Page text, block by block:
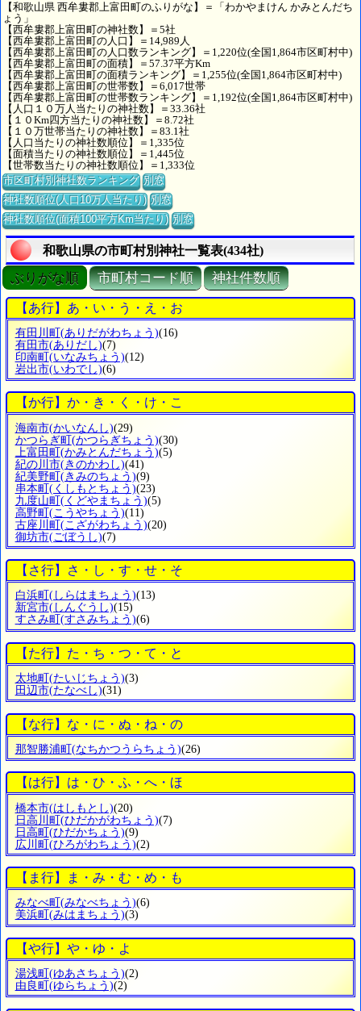
【和歌山県 西牟婁郡上富田町のふりがな】＝「わかやまけん かみとんだち
ょう」
【西牟婁郡上富田町の神社数】＝5社
【西牟婁郡上富田町の人口】＝14,989人
【西牟婁郡上富田町の人口数ランキング】＝1,220位(全国1,864市区町村中)
【西牟婁郡上富田町の面積】＝57.37平方Km
【西牟婁郡上富田町の面積ランキング】＝1,255位(全国1,864市区町村中)
【西牟婁郡上富田町の世帯数】＝6,017世帯
【西牟婁郡上富田町の世帯数ランキング】＝1,192位(全国1,864市区町村中)
【人口１０万人当たりの神社数】＝33.36社
【１０Km四方当たりの神社数】＝8.72社
【１０万世帯当たりの神社数】＝83.1社
【人口当たりの神社数順位】＝1,335位
【面積当たりの神社数順位】＝1,445位
【世帯数当たりの神社数順位】＝1,333位
市区町村別神社数ランキング 別窓
神社数順位(人口10万人当たり) 別窓
神社数順位(面積100平方Km当たり) 別窓
和歌山県の市町村別神社一覧表(434社)
ぶりがな順 市町村コード順 神社件数順
【あ行】あ・い・う・え・お
有田川町 (ありだがわちょう)(16)
有田市(ありだし)(7)
印南町 (いなみちょう)(12)
岩出市(いわでし)(6)
【か行】か・き・く・け・こ
海南市(かいなんし)(29)
かつらぎ町(かつらぎちょう)(30)
上富田町(かみとんだちょう)(5)
紀の川市(きのかわし)(41)
紀美野町(きみのちょう)(9)
串本町(くしもとちょう)(23)
九度山町(くどやまちょう)(5)
高野町(こうやちょう)(11)
古座川町(こざがわちょう)(20)
御坊市(ごぼうし)(7)
【さ行】さ・し・す・せ・そ
白浜町 (しらはまちょう)(13)
新宮市(しんぐうし)(15)
すさみ町 (すさみちょう)(6)
【た行】た・ち・つ・て・と
太地町 (たいじちょう)(3)
田辺市(たなべし)(31)
【な行】な・に・ぬ・ね・の
那智勝浦町 (なちかつうらちょう)(26)
【は行】は・ひ・ふ・へ・ほ
橋本市(はしもとし)(20)
日高川町(ひだかがわちょう)(7)
日高町(ひだかちょう)(9)
広川町(ひろがわちょう)(2)
【ま行】ま・み・む・め・も
みなべ町 (みなべちょう)(6)
美浜町 (みはまちょう)(3)
【や行】や・ゆ・よ
湯浅町 (ゆあさちょう)(2)
由良町 (ゆらちょう)(2)